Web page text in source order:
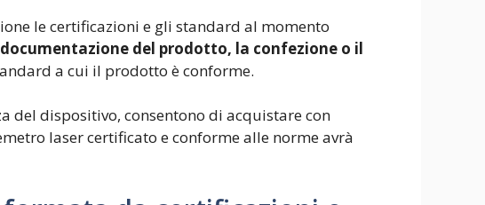
le certificazioni e gli standard al momento
del prodotto, la confezione o il
a cui il prodotto è conforme.
del dispositivo, consentono di acquistare con
laser certificato e conforme alle norme avrà